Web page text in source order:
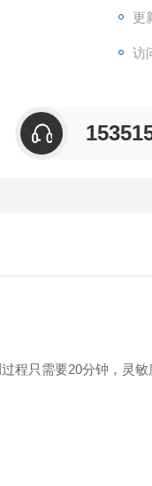
更
访
只需要20分钟，灵敏